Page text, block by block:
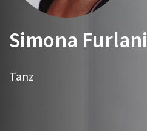
Simona Furlani
Tanz